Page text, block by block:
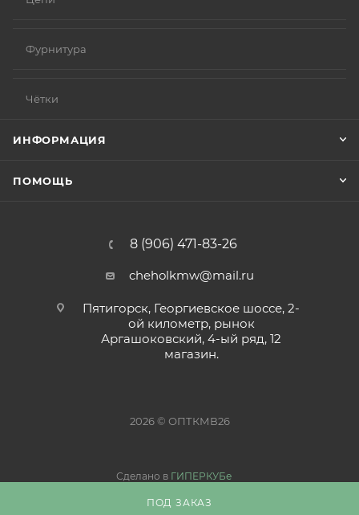
ПОД ЗАКАЗ
Фурнитура
Чётки
ИНФОРМАЦИЯ
ПОМОЩЬ
8 (906) 471-83-26
cheholkmw@mail.ru
Пятигорск, Георгиевское шоссе, 2-
ой километр, рынок
Аргашоковский, 4-ый ряд, 12
магазин.
2026 © ОПТКМВ26
Сделано в ГИПЕРКУБе